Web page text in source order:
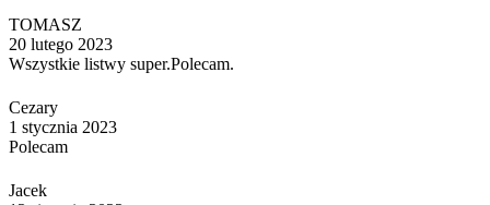
TOMASZ
20 lutego 2023
Wszystkie listwy super.Polecam.
Cezary
1 stycznia 2023
Polecam
Jacek